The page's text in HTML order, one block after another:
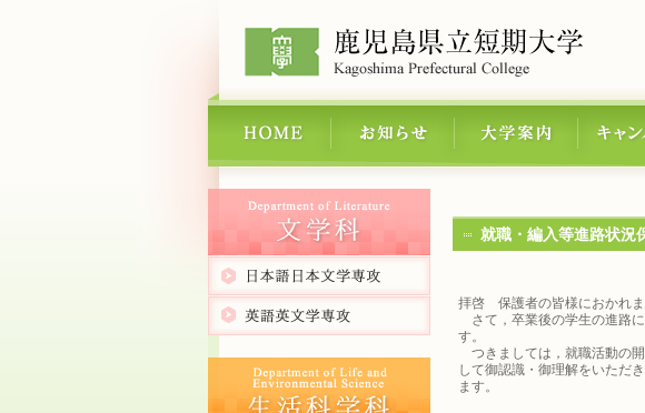
就職・編入等進路状況
拝啓 保護者の皆様におかれま
さて，卒業後の学生の進路
す。
つきましては，就職活動の
して御認識・御理解をいただ
ます。